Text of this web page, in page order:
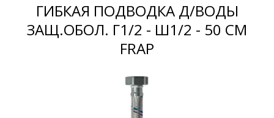
Мебель для ванных комнат
Кухонные мойки
ГИБКАЯ ПОДВОДКА Д/ВОДЫ
ЗАЩ.ОБОЛ. Г1/2 - Ш1/2 - 50 СМ
FRAP